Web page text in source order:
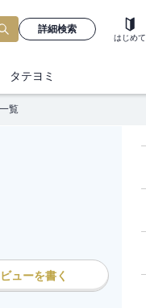
詳細検索
はじめて
タテヨミ
覧
ューを書く